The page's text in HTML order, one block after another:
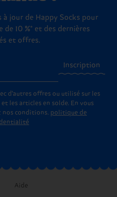
jour de Happy Socks pour
de 10 %* et des dernières
et offres.
Inscription
d'autres offres ou utilisé sur les
les articles en solde. En vous
nos conditions. politique de
Aide